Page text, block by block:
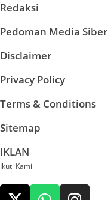
Redaksi
Pedoman Media Siber
Disclaimer
Privacy Policy
Terms & Conditions
Sitemap
IKLAN
Ikuti Kami